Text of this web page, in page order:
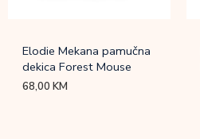
Elodie Mekana pamučna
dekica Forest Mouse
68,00KM